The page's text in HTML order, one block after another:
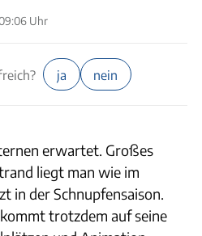
Uhr
ja nein
erwartet. Großes
liegt man wie im
in der Schnupfensaison.
trotzdem auf seine